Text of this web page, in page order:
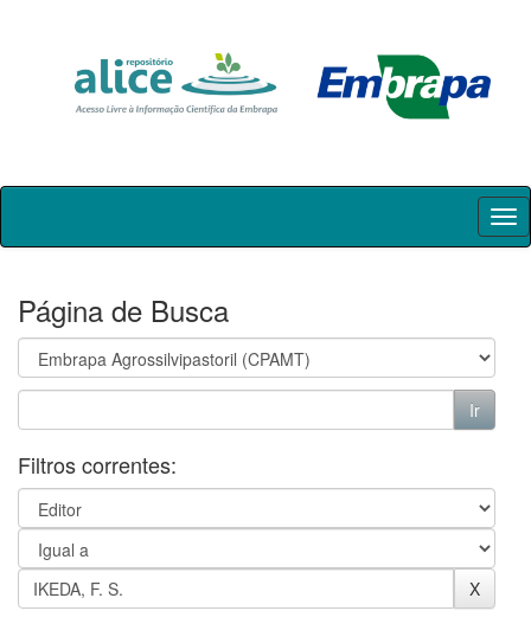
Skip
Página de Busca
Filtros correntes: